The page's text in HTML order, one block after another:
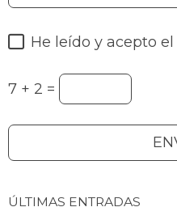
He leído y acepto el
7 + 2 =
ÚLTIMAS ENTRADAS